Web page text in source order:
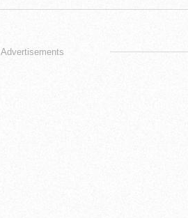
Advertisements